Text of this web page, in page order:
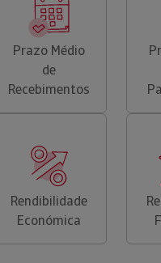
Prazo Médio
de
Recebimentos
Rendibilidade
Económica